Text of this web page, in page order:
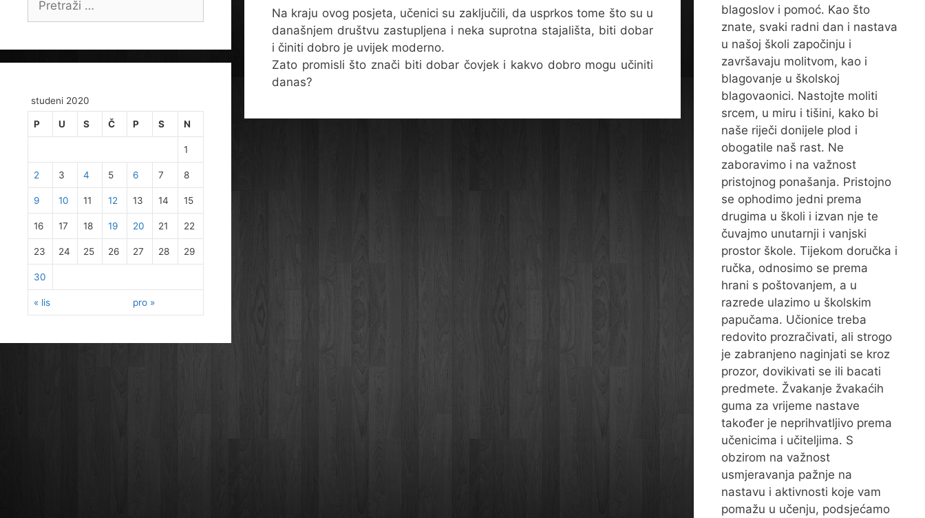
Na kraju ovog posjeta, učenici su zaključili, da usprkos tome što su u
današnjem društvu zastupljena i neka suprotna stajališta, biti dobar
i činiti dobro je uvijek moderno.
Zato promisli što znači biti dobar čovjek i kakvo dobro mogu učiniti
danas?
studeni 2020
P U S Č P S N
« lis pro »
1
2 3 4 5 6 7 8
9 10 11 12 13 14 15
16 17 18 19 20 21 22
23 24 25 26 27 28 29
30
blagoslov i pomoć. Kao što
znate, svaki radni dan i nastava
u našoj školi započinju i
završavaju molitvom, kao i
blagovanje u školskoj
blagovaonici. Nastojte moliti
srcem, u miru i tišini, kako bi
naše riječi donijele plod i
obogatile naš rast. Ne
zaboravimo i na važnost
pristojnog ponašanja. Pristojno
se ophodimo jedni prema
drugima u školi i izvan nje te
čuvajmo unutarnji i vanjski
prostor škole. Tijekom doručka i
ručka, odnosimo se prema
hrani s poštovanjem, a u
razrede ulazimo u školskim
papučama. Učionice treba
redovito prozračivati, ali strogo
je zabranjeno naginjati se kroz
prozor, dovikivati se ili bacati
predmete. Žvakanje žvakaćih
guma za vrijeme nastave
također je neprihvatljivo prema
učenicima i učiteljima. S
obzirom na važnost
usmjeravanja pažnje na
nastavu i aktivnosti koje vam
pomažu u učenju, podsjećamo